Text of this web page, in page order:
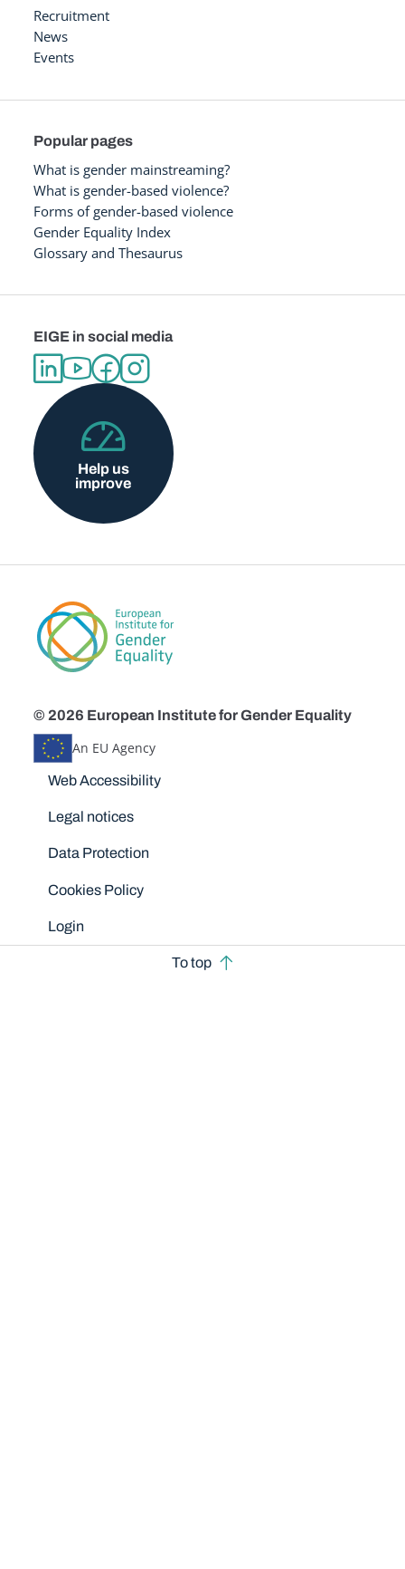
Recruitment
News
Events
Popular pages
What is gender mainstreaming?
What is gender-based violence?
Forms of gender-based violence
Gender Equality Index
Glossary and Thesaurus
EIGE in social media
Help us
improve
© 2026 European Institute for Gender Equality
An EU Agency
Disclaimers
Web Accessibility
Legal notices
Data Protection
Cookies Policy
Login
To top